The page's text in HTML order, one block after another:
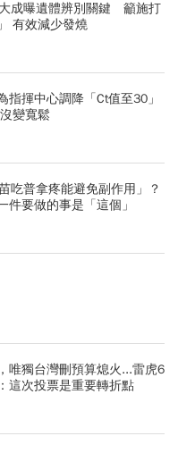
成曝遺體辨別關鍵 籲施打
有效減少發燒
揮中心調降「Ct值至30」
變寬鬆
吃普拿疼能避免副作用」？
件要做的事是「這個」
唯獨台灣刪預算熄火...雷虎6
這次投票是重要轉折點